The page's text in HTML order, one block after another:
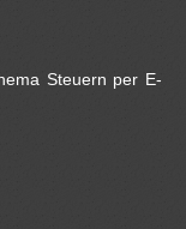
Steuern per E-